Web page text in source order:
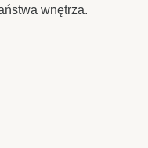
wnętrza.